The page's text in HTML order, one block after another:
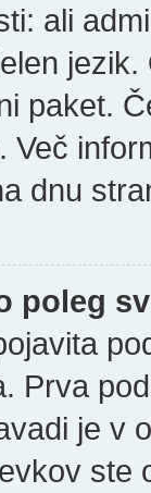
ali
paket.
Več
dnu
poleg
Prva
je v
ste